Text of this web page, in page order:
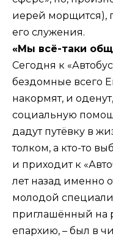
иерей морщится),
его служения.
«Мы всё-таки
Сегодня к
бездомные всего
накормят, и
социальную
дадут путёвку в
толком, а кто-то
и приходит к
лет назад именно
молодой
приглашённый на
епархию, – был в